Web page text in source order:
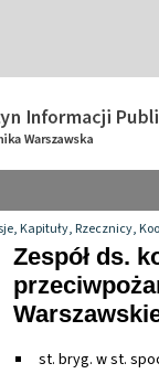
Kapituły, Rzecznicy,
Zespół ds.
st. bryg. w st.